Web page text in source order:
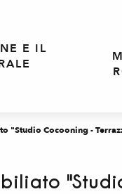
E IL
"Studio Cocooning -